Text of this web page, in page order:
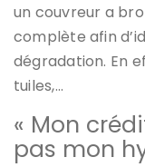
un couvreur a
complète afin
dégradation. En
tuiles,…
« Mon
pas mon